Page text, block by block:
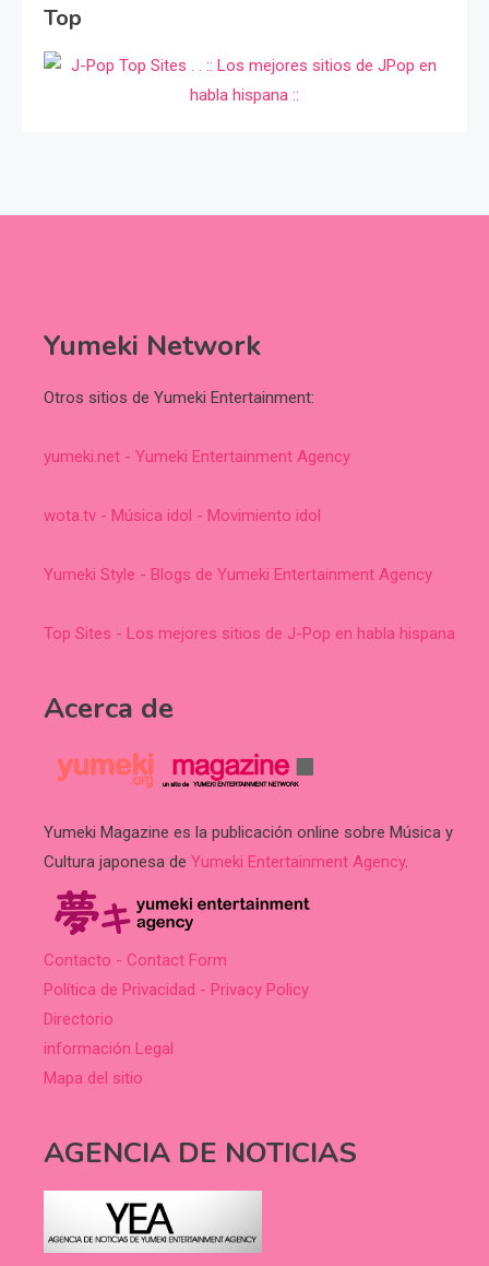
Top
Yumeki Network
Otros sitios de Yumeki Entertainment:
yumeki.net - Yumeki Entertainment Agency
wota.tv - Música idol - Movimiento idol
Yumeki Style - Blogs de Yumeki Entertainment Agency
Top Sites - Los mejores sitios de J-Pop en habla hispana
Acerca de
Yumeki Magazine es la publicación online sobre Música y
Cultura japonesa de Yumeki Entertainment Agency.
Contacto - Contact Form
Política de Privacidad - Privacy Policy
Directorio
información Legal
Mapa del sitio
AGENCIA DE NOTICIAS